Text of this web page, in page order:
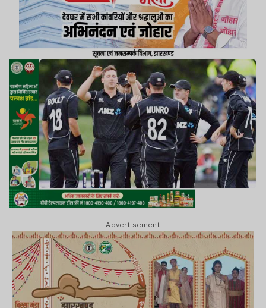
Advertisement